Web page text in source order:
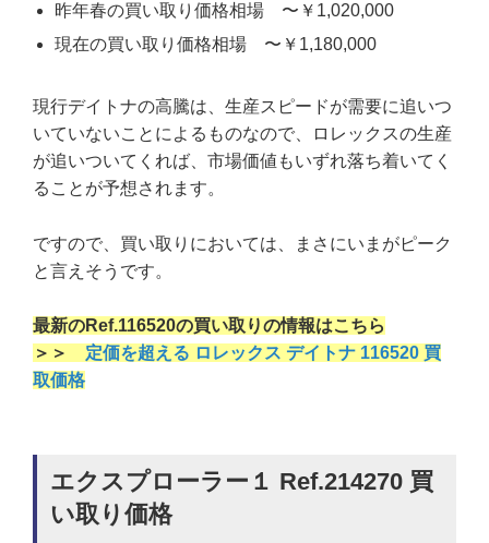
昨年春の買い取り価格相場 〜￥1,020,000
現在の買い取り価格相場 〜￥1,180,000
現行デイトナの高騰は、生産スピードが需要に追いつ
いていないことによるものなので、ロレックスの生産
が追いついてくれば、市場価値もいずれ落ち着いてく
ることが予想されます。
ですので、買い取りにおいては、まさにいまがピーク
と言えそうです。
最新のRef.116520の買い取りの情報はこちら
＞＞ 定価を超える ロレックス デイトナ 116520 買
取価格
エクスプローラー１ Ref.214270 買
い取り価格